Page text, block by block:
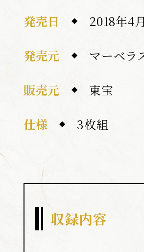
発売日
2018年4
発売元
マーベラ
販売元
東宝
仕様
3枚組
収録内容